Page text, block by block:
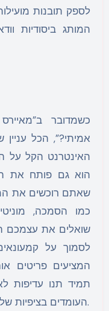
לספק תובנות
המותג ביסודיות
כשמדובר
אמיתי?”, הכל
האינטרנט הקל על
הוא גם פותח את
שאתם רוכשים את
כמו הסמכה,
שואלים את עצמכם
לסמוך על
תמיד תנו עדיפות
העומדים בציפיות שלכם לאותנטיות, אורך חיים ואמינות.